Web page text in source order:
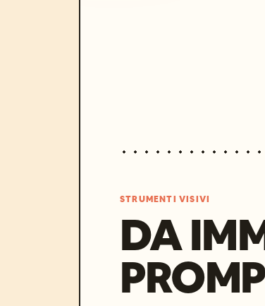
STRUMENTI VISIVI
DA